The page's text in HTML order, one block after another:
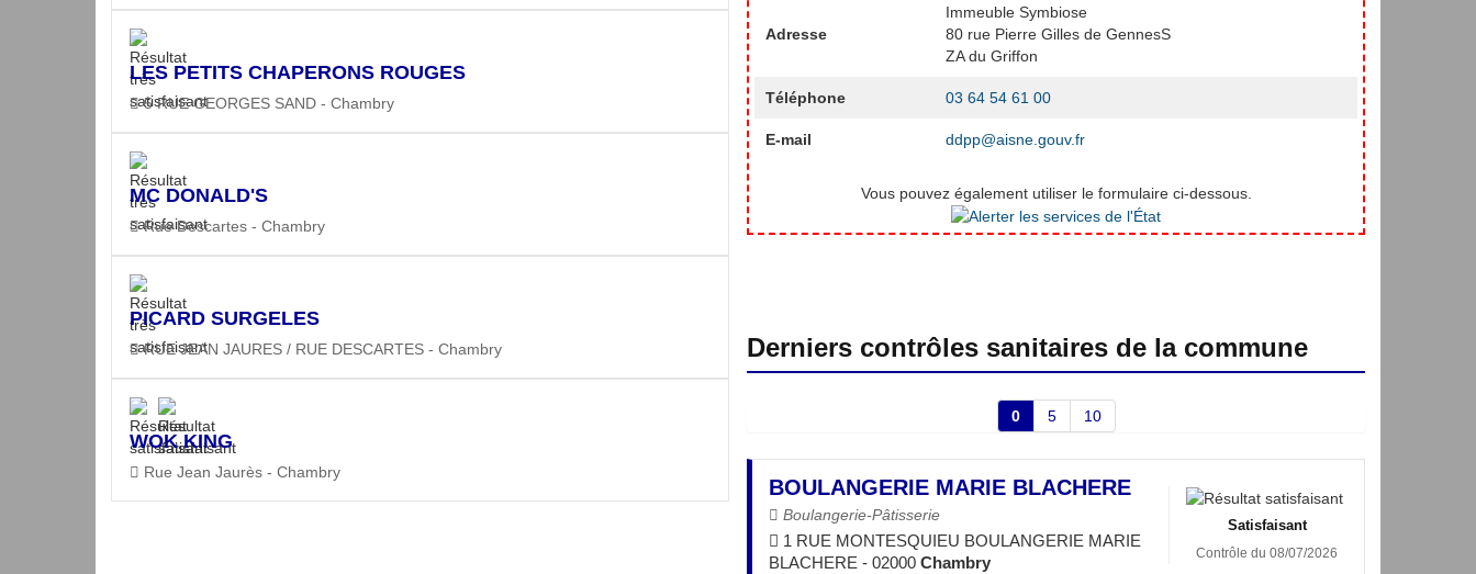
LES PETITS CHAPERONS ROUGES
5 RUE GEORGES SAND - Chambry
MC DONALD'S
Rue Descartes - Chambry
PICARD SURGELES
RUE JEAN JAURES / RUE DESCARTES - Chambry
WOK KING
Rue Jean Jaurès - Chambry
Adresse
Immeuble Symbiose
80 rue Pierre Gilles de GennesS
ZA du Griffon
Téléphone 03 64 54 61 00
E-mail ddpp@aisne.gouv.fr
Vous pouvez également utiliser le formulaire ci-dessous.
Derniers contrôles sanitaires de la commune
0 5 10
BOULANGERIE MARIE BLACHERE
Boulangerie-Pâtisserie
1 RUE MONTESQUIEU BOULANGERIE MARIE
BLACHERE - 02000 Chambry
Satisfaisant
Contrôle du 08/07/2026